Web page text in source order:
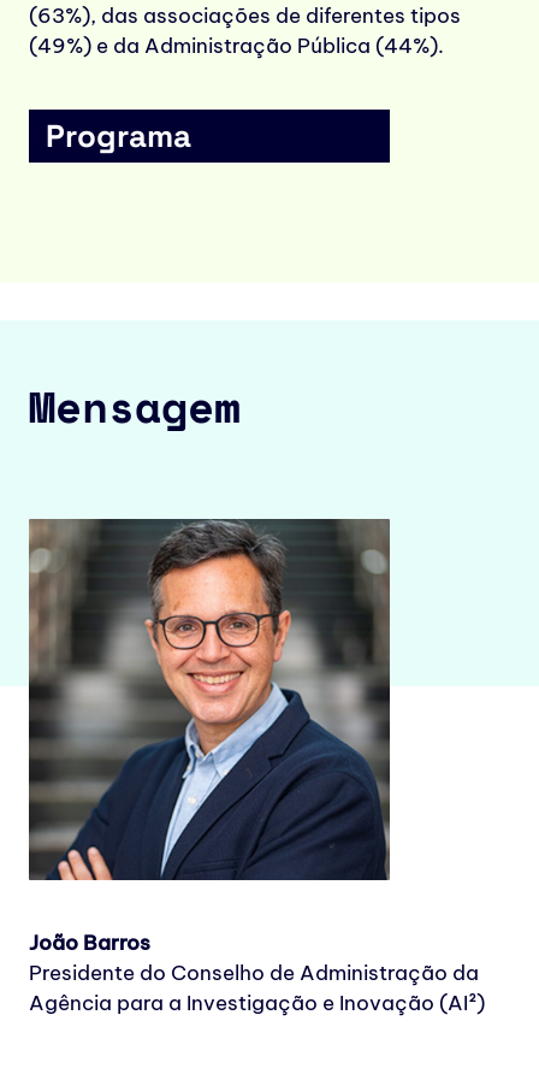
(63%), das associações de diferentes tipos
(49%) e da Administração Pública (44%).
Programa
Mensagem
João Barros
Presidente do Conselho de Administração da
Agência para a Investigação e Inovação (AI²)